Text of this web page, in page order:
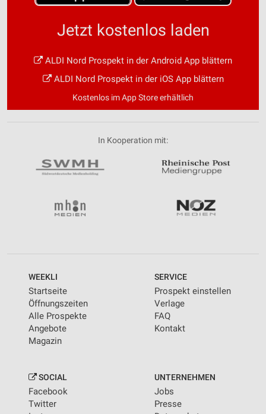
Jetzt kostenlos laden
ALDI Nord Prospekt in der Android App blättern
ALDI Nord Prospekt in der iOS App blättern
Kostenlos im App Store erhältlich
In Kooperation mit:
WEEKLI
Startseite
Öffnungszeiten
Alle Prospekte
Angebote
Magazin
SERVICE
Prospekt einstellen
Verlage
FAQ
Kontakt
SOCIAL
Facebook
Twitter
UNTERNEHMEN
Jobs
Presse